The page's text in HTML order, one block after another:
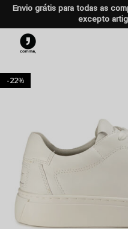
Envio grátis para todas as
excepto
%
22